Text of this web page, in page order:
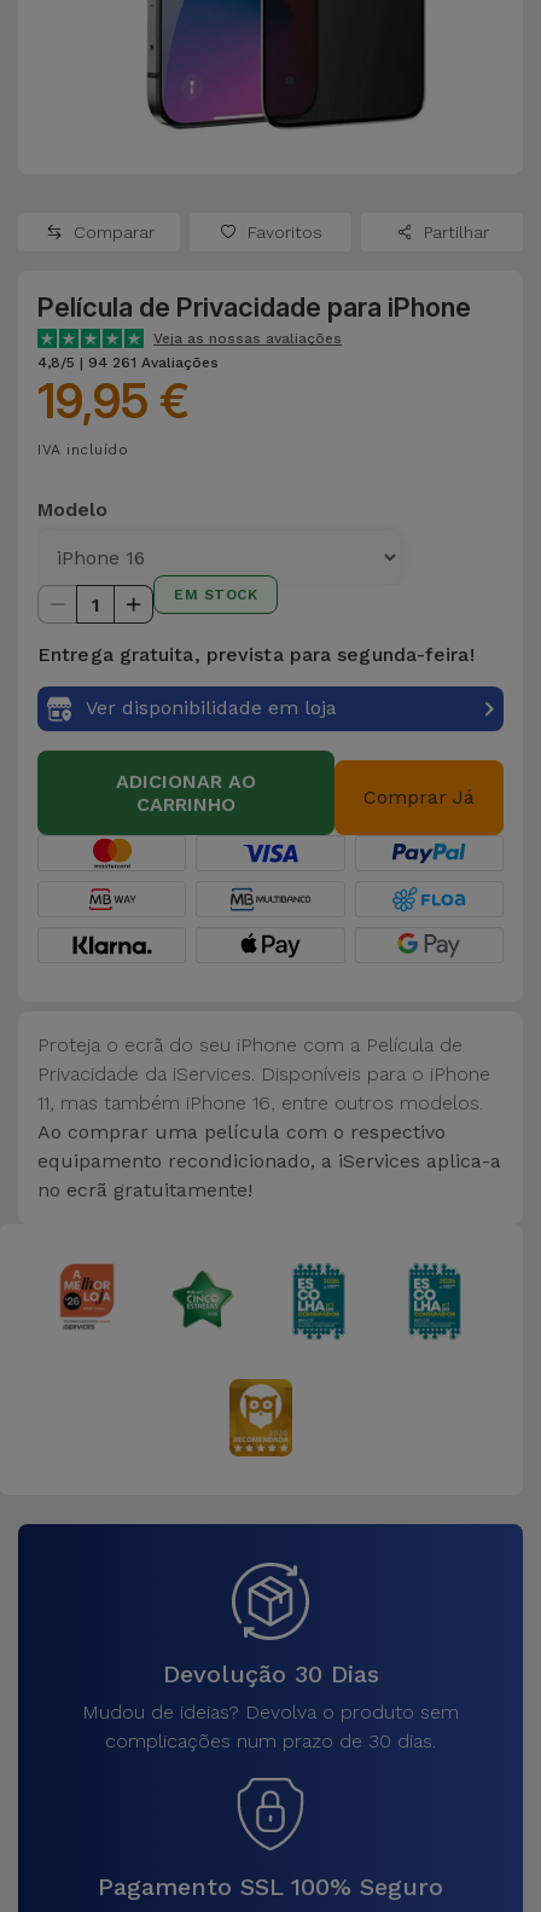
Oppo
OnePlus
Google
Dyson
TCL
Outras
Marcas
Ver
tudo
Apple Watch
Recondicionados
Recondicionados
Consolas
Recondicionadas
Ver
tudo
Auriculares
e Colunas
Smartwatches
e Braceletes
Correntes
para
Gadgets
Higiene
e Casa
Bolsas e
Malas
Localizadores
e Acessórios
Auto e
Bicicleta
Acessórios
de
Computador
Acessórios
iPad e
Tablet
Comparar Favoritos Partilhar
Película de Privacidade para iPhone
Veja as nossas avaliações
4,8/5 | 94 261 Avaliações
19,95 €
IVA incluído
Modelo
1 EM STOCK
Entrega gratuita, prevista para segunda-feira!
Ver disponibilidade em loja
ADICIONAR AO
CARRINHO
Comprar Já
Proteja o ecrã do seu iPhone com a Película de
Privacidade da iServices. Disponíveis para o iPhone
11, mas também iPhone 16, entre outros modelos.
Ao comprar uma película com o respectivo
equipamento recondicionado, a iServices aplica-a
no ecrã gratuitamente!
Devolução 30 Dias
Mudou de ideias? Devolva o produto sem
complicações num prazo de 30 dias.
Pagamento SSL 100% Seguro